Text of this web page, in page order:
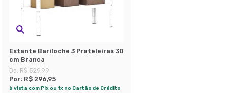
Estante Bariloche 3 Prateleiras 30
cm Branca
De:R$ 529,99
Por: R$ 296,95
à vista com Pix ou 1x no Cartão de Crédito